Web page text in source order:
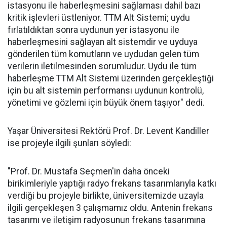
istasyonu ile haberleşmesini sağlaması dahil bazı
kritik işlevleri üstleniyor. TTM Alt Sistemi; uydu
fırlatıldıktan sonra uydunun yer istasyonu ile
haberleşmesini sağlayan alt sistemdir ve uyduya
gönderilen tüm komutların ve uydudan gelen tüm
verilerin iletilmesinden sorumludur. Uydu ile tüm
haberleşme TTM Alt Sistemi üzerinden gerçekleştiği
için bu alt sistemin performansı uydunun kontrolü,
yönetimi ve gözlemi için büyük önem taşıyor" dedi.
Yaşar Üniversitesi Rektörü Prof. Dr. Levent Kandiller
ise projeyle ilgili şunları söyledi:
"Prof. Dr. Mustafa Seçmen'in daha önceki
birikimleriyle yaptığı radyo frekans tasarımlarıyla katkı
verdiği bu projeyle birlikte, üniversitemizde uzayla
ilgili gerçekleşen 3 çalışmamız oldu. Antenin frekans
tasarımı ve iletişim radyosunun frekans tasarımına